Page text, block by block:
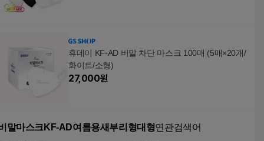
휴데이 KF-AD 비말 차단 마스크 100매 (5매×20개/
화이트/소형)
27,000원
말마스크KF-AD여름용새부리형대형연관검색어